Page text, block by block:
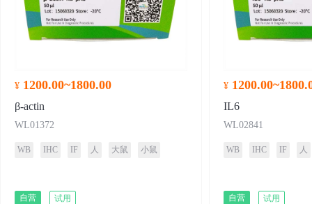
¥ 1200.00~1800.00
β-actin
WL01372
WB IHC IF 人 大鼠 小鼠
自营
试用
¥
IL6
WL02841
WB IHC IF 人
自营
试用